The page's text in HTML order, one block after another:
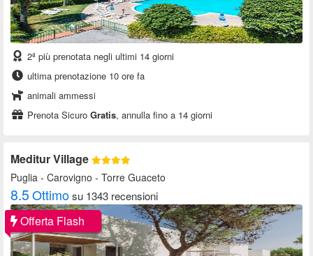
2ª più prenotata negli ultimi 14 giorni
ultima prenotazione 10 ore fa
animali ammessi
Prenota Sicuro Gratis, annulla fino a 14 giorni
Meditur Village
Puglia - Carovigno - Torre Guaceto
8.5Ottimosu 1343 recensioni
Offerta Flash